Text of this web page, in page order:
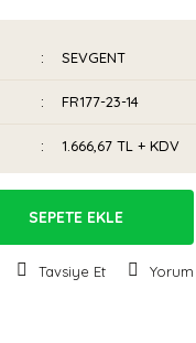
SEVGENT
FR177-23-14
1.666,67 TL + KDV
SEPETE EKLE
Tavsiye Et Yorum